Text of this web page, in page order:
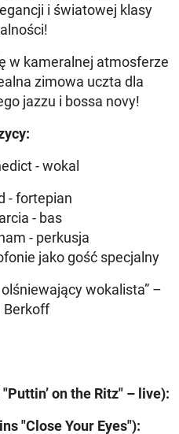
i światowej klasy
w kameralnej atmosferze
zimowa uczta dla
jazzu i bossa novy!
- wokal
- fortepian
- bas
- perkusja
jako gość specjalny
wokalista” –
Berkoff
on the Ritz" – live):
"Close Your Eyes"):